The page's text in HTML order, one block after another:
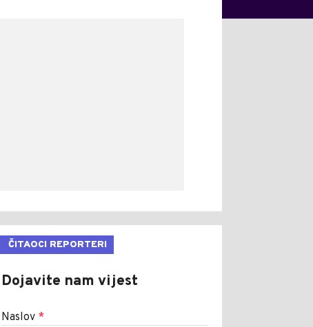
ČITAOCI REPORTERI
Dojavite nam vijest
Naslov *